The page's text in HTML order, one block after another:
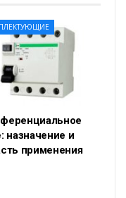
назначение и
применения